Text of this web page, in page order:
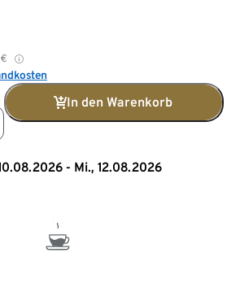
€
In den Warenkorb
- Mi., 12.08.2026